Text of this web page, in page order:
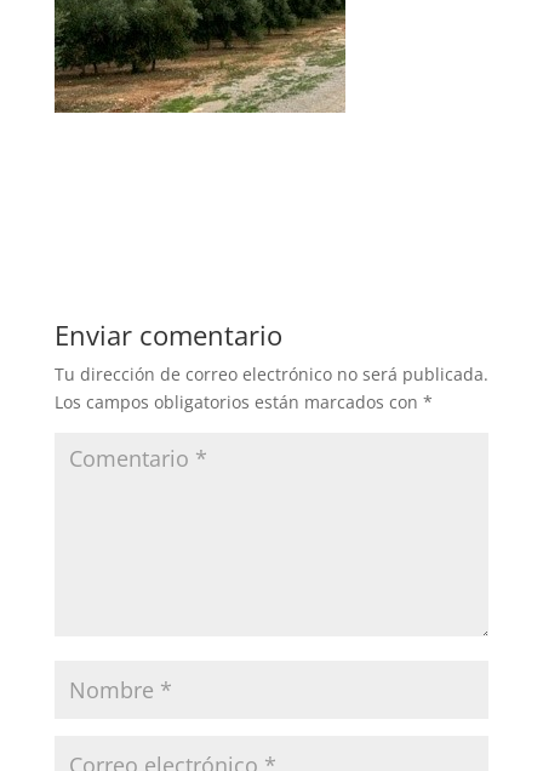
Enviar comentario
Tu dirección de correo electrónico no será publicada.
Los campos obligatorios están marcados con *